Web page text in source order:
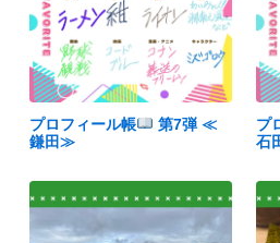
プロフィール帳
第7弾 ≪
鎌田≫
プ
石